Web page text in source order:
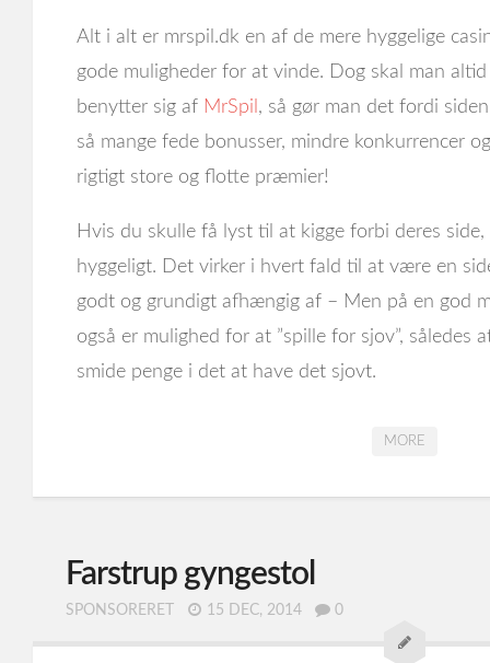
Alt i alt er mrspil.dk en af de mere hyggelige
gode muligheder for at vinde. Dog skal man
benytter sig af MrSpil , så gør man det fordi
så mange fede bonusser, mindre konkurrencer
rigtigt store og flotte præmier!
Hvis du skulle få lyst til at kigge forbi deres
hyggeligt. Det virker i hvert fald til at være en
godt og grundigt afhængig af – Men på en god
også er mulighed for at ”spille for sjov”, således
smide penge i det at have det sjovt.
MORE
Farstrup gyngestol
SPONSORERET 15 DEC, 2014 0